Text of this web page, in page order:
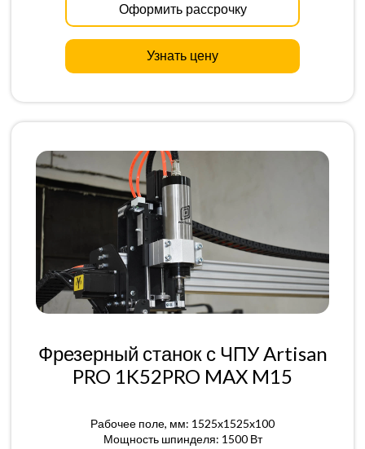
Оформить рассрочку
Узнать цену
Фрезерный станок с ЧПУ Artisan
PRO 1K52PRO MAX M15
Рабочее поле, мм: 1525x1525x100
Мощность шпинделя: 1500 Вт